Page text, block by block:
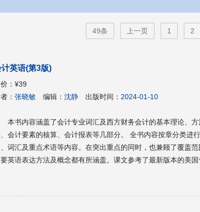
49条 上一页 1 2
计英语(第3版)
：¥39
：张晓敏 编辑：沈静 出版时间： 2024-01-10
本书内容涵盖了会计专业词汇及西方财务会计的基本理论、
会计要素的核算、会计报表等几部分。 全书内容按章分类进
词汇及重点术语等内容。在突出重点的同时，也兼顾了覆盖
英语表达方法及概念都有所涵盖。课文参考了最新版本的美国
，有一定的深度和难度。其目的在于开阔读者视野，提高读者
会计制度正逐步向标准化、规范化和国际化靠拢。本书的推